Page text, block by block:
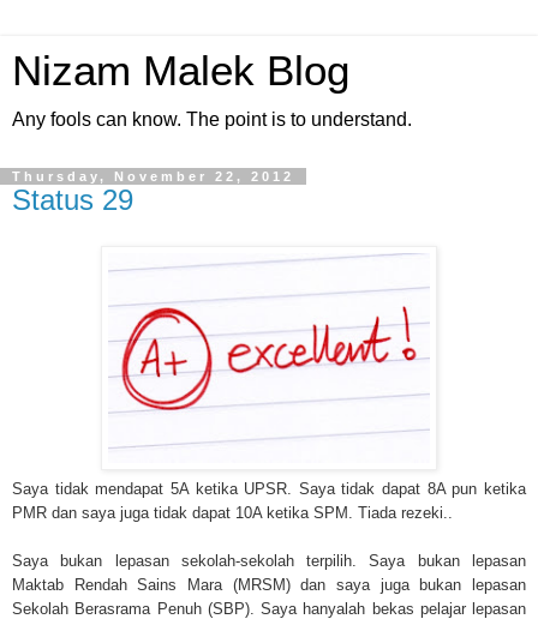
Nizam Malek Blog
Any fools can know. The point is to understand.
Thursday, November 22, 2012
Status 29
Saya tidak mendapat 5A ketika UPSR. Saya tidak dapat 8A pun ketika
PMR dan saya juga tidak dapat 10A ketika SPM. Tiada rezeki..
Saya bukan lepasan sekolah-sekolah terpilih. Saya bukan lepasan
Maktab Rendah Sains Mara (MRSM) dan saya juga bukan lepasan
Sekolah Berasrama Penuh (SBP). Saya hanyalah bekas pelajar lepasan